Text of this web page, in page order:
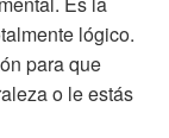
lógico.
para que
o le estás